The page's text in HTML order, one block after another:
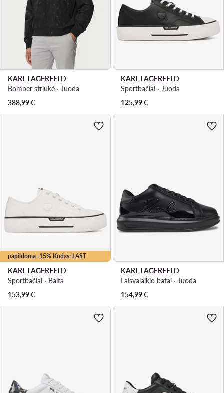
KARL LAGERFELD
Bomber striukė · Juoda
388,99€
KARL LAGERFELD
Sportbačiai · Juoda
125,99€
papildoma -15% Kodas: LAST
KARL LAGERFELD
Sportbačiai · Balta
153,99€
KARL LAGERFELD
Laisvalaikio batai · Juoda
154,99€